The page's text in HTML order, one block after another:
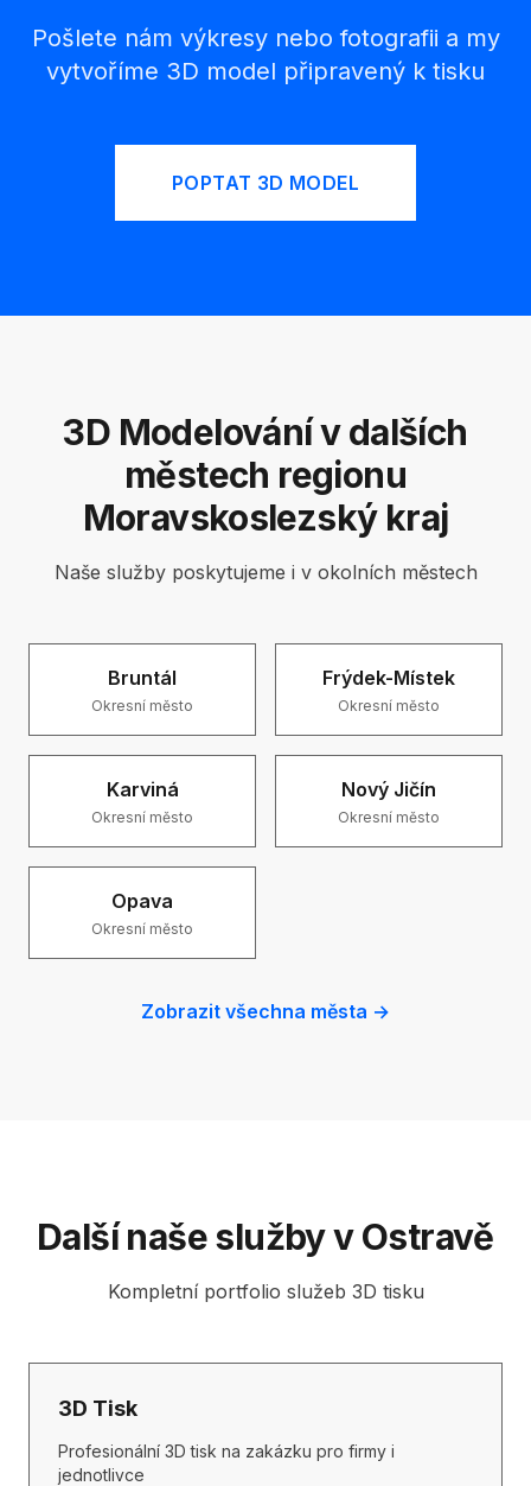
Pošlete nám výkresy nebo fotografii a my
vytvoříme 3D model připravený k tisku
POPTAT 3D MODEL
3D Modelování v dalších
městech regionu
Moravskoslezský kraj
Naše služby poskytujeme i v okolních městech
Bruntál
Okresní město
Frýdek-Místek
Okresní město
Karviná
Okresní město
Nový Jičín
Okresní město
Opava
Okresní město
Zobrazit všechna města →
Další naše služby v Ostravě
Kompletní portfolio služeb 3D tisku
3D Tisk
Profesionální 3D tisk na zakázku pro firmy i
jednotlivce